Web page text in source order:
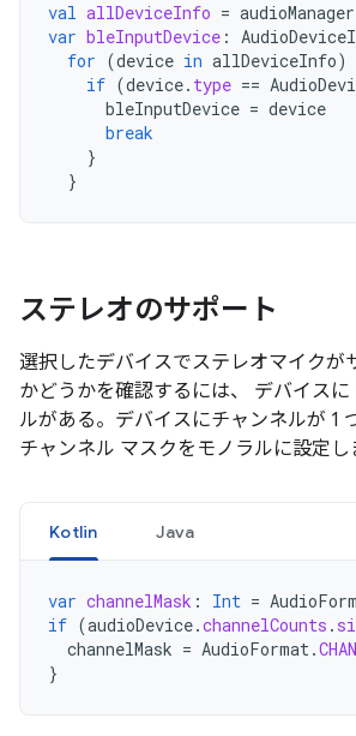
val allDeviceInfo = audioManager
var bleInputDevice :
for (device in allDeviceInfo)
if (device. type ==
bleInputDevice = device
break
}
}
ステレオのサポート
選択したデバイスでステレオマイクが
かどうかを確認するには、 デバイス
ルがある。デバイスにチャンネルが 1
チャンネル マスクをモノラルに設定し
Kotlin Java
var channelMask : Int =
if (audioDevice.channelCounts .
channelMask = AudioFormat.
}